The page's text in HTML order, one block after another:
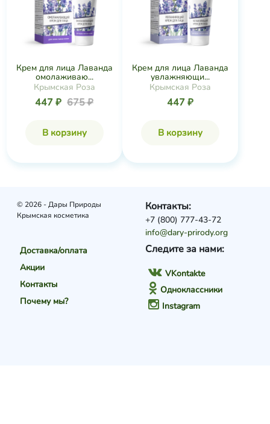
Крем для лица Лаванда
омолаживаю...
Крымская Роза
447 ₽ 675 ₽
В корзину
Крем для лица Лаванда
увлажняющи...
Крымская Роза
447 ₽
В корзину
© 2026 - Дары Природы
Крымская косметика
Доставка/оплата
Акции
Контакты
Почему мы?
Следите за нами:
VKontakte
Одноклассники
Instagram
Контакты:
+7 (800) 777-43-72
info@dary-prirody.org